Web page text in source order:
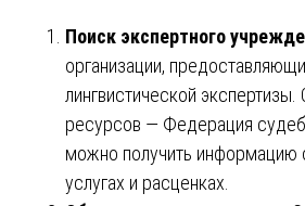
Поиск экспертного
организации,
лингвистической экспертизы.
ресурсов — Федерация
можно получить информацию
услугах и расценках.